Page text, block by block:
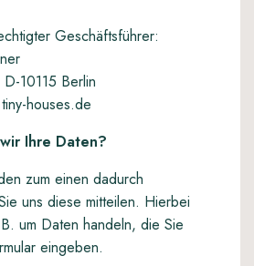
Geschäftsführer:
10115 Berlin
houses.de
Ihre Daten?
zum einen dadurch
uns diese mitteilen. Hierbei
um Daten handeln, die Sie
eingeben.